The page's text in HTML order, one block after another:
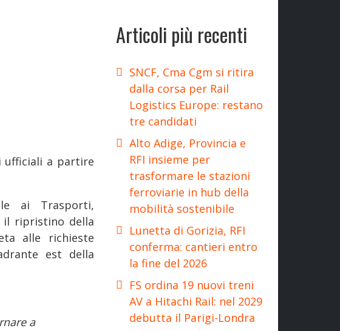
ufficiali a partire
ai Trasporti,
il ripristino della
alle richieste
est della
a
Articoli più recenti
SNCF, Cma Cgm si ritira
dalla corsa per Rail
Logistics Europe: restano
tre candidati
Alto Adige, Provincia e
RFI insieme per
trasformare le stazioni
ferroviarie in hub della
mobilità sostenibile
Lunetta di Gorizia, RFI
conferma: cantieri entro
la fine del 2026
FS ordina 19 nuovi treni
AV a Hitachi Rail: nel 2029
debutta il Parigi-Londra